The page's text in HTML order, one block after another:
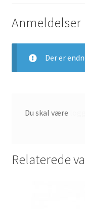
001
antal
Anmeldelser
Der er
Du skal være
Relaterede